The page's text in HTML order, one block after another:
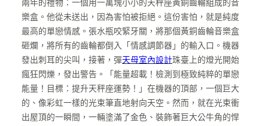
兩年的禮物：一個用一萬塊小小的天秤座黃銅齒輪組成的音
樂盒。他從未送出，因為害怕被拒絕。這份害怕，就是純度
最高的單戀情感。張水瓶咬緊牙關，將那個黃銅齒輪音樂盒
砸爛，將所有的齒輪都倒入「情感調節器」的輸入口。機器
發出刺耳的尖叫，接著，彈天母室內設計珠臺上的燈光開始
瘋狂閃爍，發出警告。「能量超載！檢測到極致純粹的單戀
能量！目標：提升天秤座運勢！」在機器的頂部，一個巨大
的、像彩虹一樣的光束筆直地射向天空。然而，就在光束衝
出屋頂的一瞬間，一輛塗滿了金色、裝飾著巨大公牛角的悍